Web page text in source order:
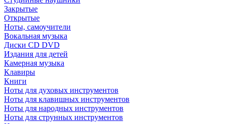
Закрытые
Открытые
Ноты, самоучители
Вокальная музыка
Диски CD DVD
Издания для детей
Камерная музыка
Клавиры
Книги
Ноты для духовых инструментов
Ноты для клавишных инструментов
Ноты для народных инструментов
Ноты для струнных инструментов